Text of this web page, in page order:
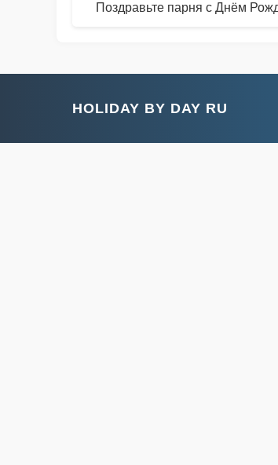
Поздравьте парня с Днём
HOLIDAY BY DAY RU